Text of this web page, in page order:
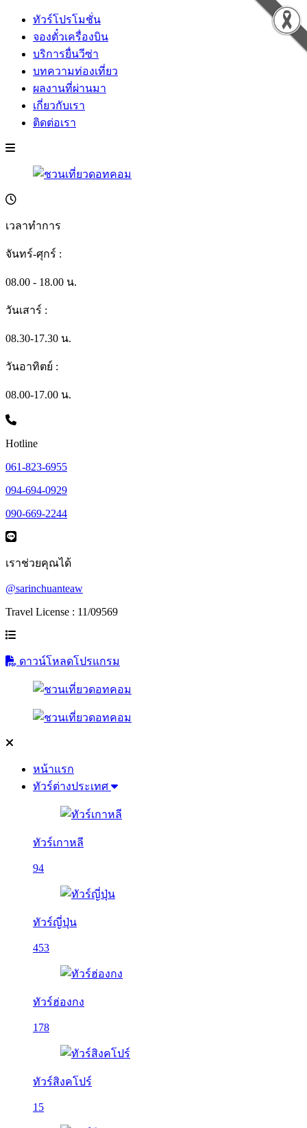
ทัวร์โปรโมชั่น
จองตั๋วเครื่องบิน
บริการยื่นวีซ่า
บทความท่องเที่ยว
ผลงานที่ผ่านมา
เกี่ยวกับเรา
ติดต่อเรา
เวลาทำการ
จันทร์-ศุกร์ :
08.00 - 18.00 น.
วันเสาร์ :
08.30-17.30 น.
วันอาทิตย์ :
08.00-17.00 น.
Hotline
061-823-6955
094-694-0929
090-669-2244
เราช่วยคุณได้
@sarinchuanteaw
Travel License : 11/09569
ดาวน์โหลดโปรแกรม
หน้าแรก
ทัวร์ต่างประเทศ
ทัวร์เกาหลี
94
ทัวร์ญี่ปุ่น
453
ทัวร์ฮ่องกง
178
ทัวร์สิงคโปร์
15